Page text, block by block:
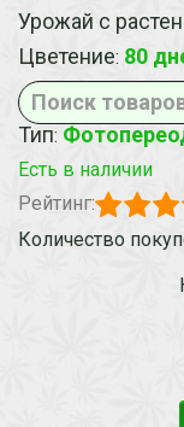
Урожай с
Цветение: 80
Тип:
Есть в наличии
Рейтинг:
Количество